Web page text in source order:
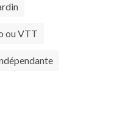
ou VTT